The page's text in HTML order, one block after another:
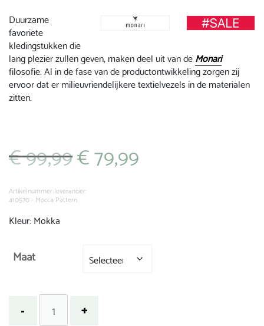
Duurzame
favoriete
kledingstukken die
lang plezier zullen geven, maken deel uit van deMonari
filosofie. Al in de fase van de productontwikkeling zorgen zij
ervoor dat er milieuvriendelijkere textielvezels in de materialen
zitten.
€99,99 Oorspronkelijke
prijs
€ 99,99.
€79,99
Artikelnummer leverancier:
410570 - Mocca Pattern
Kleur: Mokka
Maat